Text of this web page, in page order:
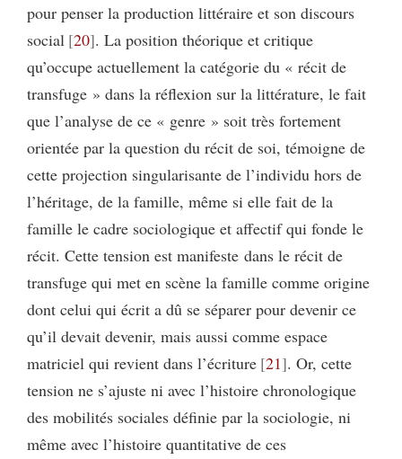
pour penser la production littéraire et son discours
social 20 . La position théorique et critique
qu’occupe actuellement la catégorie du « récit de
transfuge » dans la réflexion sur la littérature, le fait
que l’analyse de ce « genre » soit très fortement
orientée par la question du récit de soi, témoigne de
cette projection singularisante de l’individu hors de
l’héritage, de la famille, même si elle fait de la
famille le cadre sociologique et affectif qui fonde le
récit. Cette tension est manifeste dans le récit de
transfuge qui met en scène la famille comme origine
dont celui qui écrit a dû se séparer pour devenir ce
qu’il devait devenir, mais aussi comme espace
matriciel qui revient dans l’écriture 21 . Or, cette
tension ne s’ajuste ni avec l’histoire chronologique
des mobilités sociales définie par la sociologie, ni
même avec l’histoire quantitative de ces